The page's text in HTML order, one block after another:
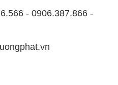
- 0906.387.866 -